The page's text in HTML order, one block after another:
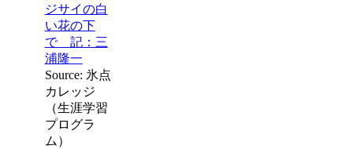
ジサイの白
い花の下
で 記：三
浦隆一
Source: 氷点
カレッジ
（生涯学習
プログラ
ム）